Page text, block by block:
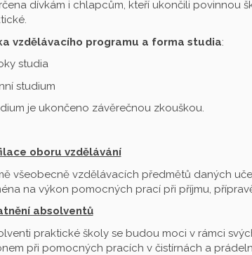
dívkám i chlapcům, kteří ukončili povinnou
vzdělávacího programu a forma studia:
studia
studium
je ukončeno závěrečnou zkouškou.
oboru vzdělávání
všeobecně vzdělávacích předmětů daných
na výkon pomocných prací při příjmu,
absolventů
praktické školy se budou moci v rámci
při pomocných pracích v čistírnách a